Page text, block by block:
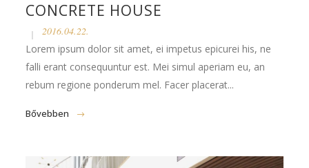
CONCRETE HOUSE
2016.04.22.
Lorem ipsum dolor sit amet, ei impetus epicurei his, ne
falli erant consequuntur est. Mei simul aperiam eu, an
rebum regione ponderum mel. Facer placerat...
Bővebben